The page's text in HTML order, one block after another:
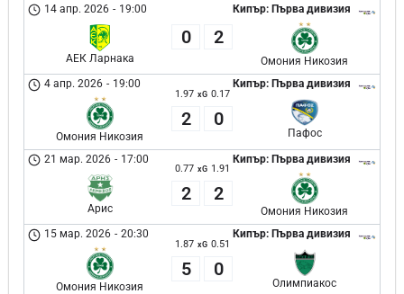
Кипър: Първа дивизия
14 апр. 2026 - 19:00
АЕК Ларнака
0 2
Омония Никозия
Кипър: Първа дивизия
4 апр. 2026 - 19:00
Омония Никозия
1.97 xG 0.17
2 0
Пафос
Кипър: Първа дивизия
21 мар. 2026 - 17:00
Арис
0.77 xG 1.91
2 2
Омония Никозия
Кипър: Първа дивизия
15 мар. 2026 - 20:30
Омония Никозия
1.87 xG 0.51
5 0
Олимпиакос